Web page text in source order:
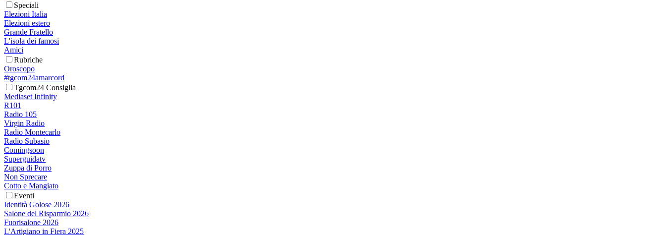
Speciali
Elezioni Italia
Elezioni estero
Grande Fratello
L'isola dei famosi
Amici
Rubriche
Oroscopo
#tgcom24amarcord
Tgcom24 Consiglia
Mediaset Infinity
R101
Radio 105
Virgin Radio
Radio Montecarlo
Radio Subasio
Comingsoon
Superguidatv
Zuppa di Porro
Non Sprecare
Cotto e Mangiato
Eventi
Identità Golose 2026
Salone del Risparmio 2026
Fuorisalone 2026
L'Artigiano in Fiera 2025